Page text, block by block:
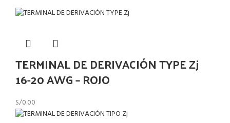
TERMINAL DE DERIVACIÓN TYPE Zj
16-20 AWG – ROJO
S/0.00